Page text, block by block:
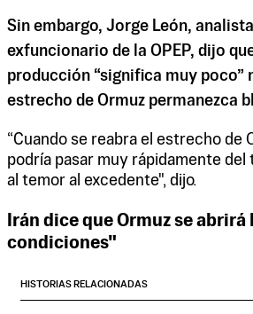
Sin embargo, Jorge León,
exfuncionario de la OPEP, dijo
producción “significa muy poco”
estrecho de Ormuz permanezca
“Cuando se reabra el estrecho de
podría pasar muy rápidamente del
al temor al excedente", dijo.
Irán dice que Ormuz se
condiciones"
HISTORIAS RELACIONADAS